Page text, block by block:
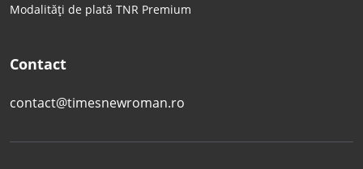
Modalități de plată TNR Premium
Contact
contact@timesnewroman.ro